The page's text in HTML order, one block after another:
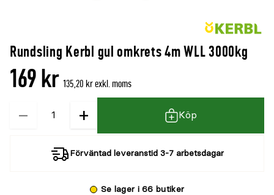
Rundsling Kerbl gul omkrets 4m WLL 3000kg
169 kr 135,20 kr exkl. moms
−
Kvantitet + Köp
Förväntad leveranstid 3-7 arbetsdagar
Se lager i 66 butiker